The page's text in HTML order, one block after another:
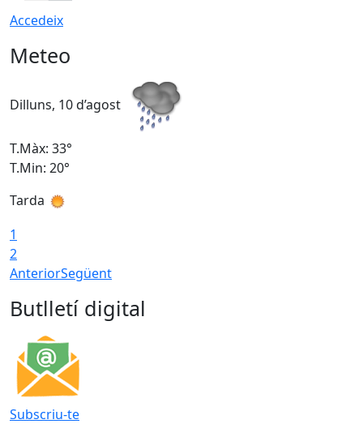
Accedeix
Meteo
Dilluns, 10 d’agost
T.Màx: 33°
T.Min: 20°
Tarda
1
2
AnteriorSegüent
Butlletí digital
Subscriu-te